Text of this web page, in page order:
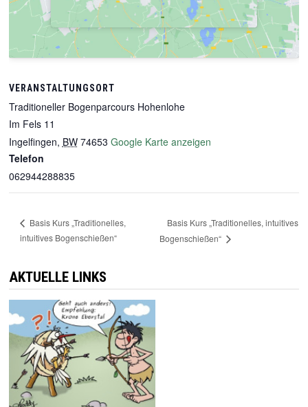
VERANSTALTUNGSORT
Traditioneller Bogenparcours Hohenlohe
Im Fels 11
Ingelfingen, BW 74653 Google Karte anzeigen
Telefon
062944288835
Basis Kurs „Traditionelles,
intuitives Bogenschießen“
Basis Kurs „Traditionelles, intuitives
Bogenschießen“
AKTUELLE LINKS